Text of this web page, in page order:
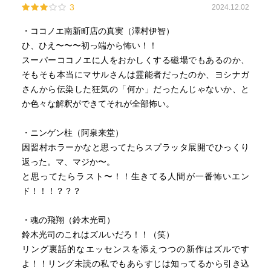
でもよく考えてみると、誰もが知っている童歌じゃない
と、頭の中で音楽は再生されない。
違う文化圏だとこうしたモチーフは怖さを感じにくいのか
私たちがマザーグースの詩を読んでもピンとこないよう
これは物語も面白いが、何より最後に登場する人物に、少
し興奮した。
つい著者の新刊情報が出ていないか検索してしまった。
3 2024.12.02
・ココノエ南新町店の真実（澤村伊智）
ひ、ひえ〜〜〜初っ端から怖い！！
スーパーココノエに人をおかしくする磁場でもあるのか、
そもそも本当にマサルさんは霊能者だったのか、ヨシナガ
さんから伝染した狂気の「何か」だったんじゃないか、と
か色々な解釈ができてそれが全部怖い。
・ニンゲン柱（阿泉来堂）
因習村ホラーかなと思ってたらスプラッタ展開でひっくり
返った。マ、マジか〜。
と思ってたらラスト〜！！生きてる人間が一番怖いエン
ド！！！？？？
・魂の飛翔（鈴木光司）
鈴木光司のこれはズルいだろ！！（笑）
リング裏話的なエッセンスを添えつつの新作はズルです
よ！！リング未読の私でもあらすじは知ってるから引き込